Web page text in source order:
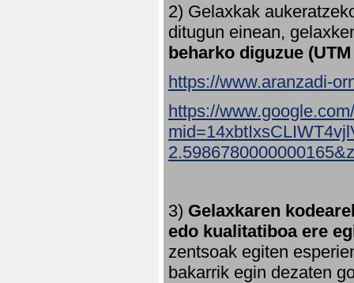
2) Gelaxkak
ditugun einean,
beharko diguzue
https://www.aranzadi-
https://
3) Gelaxkaren
edo kualitatiboa ere
zentsoak egiten
bakarrik egin dezaten